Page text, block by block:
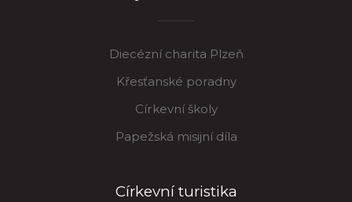
Diecézní charita Plzeň
Křesťanské poradny
Církevní školy
Papežská misijní díla
Církevní turistika